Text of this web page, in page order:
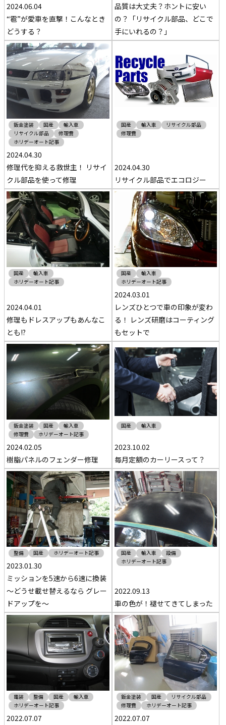
2024.06.04
“雹”が愛車を直撃！こんなとき
どうする？
品質は大丈夫？ホントに安い
の？「リサイクル部品、どこで
手にいれるの？」
鈑金塗装 国産
輸入車
リサイクル部品
修理費
ホリデーオート記事
2024.04.30
修理代を抑える救世主！ リサイ
クル部品を使って修理
国産 輸入車
リサイクル部品
修理費
2024.04.30
リサイクル部品でエコロジー
国産
輸入車
ホリデーオート記事
2024.04.01
修理もドレスアップもあんなこ
とも!?
国産
輸入車
ホリデーオート記事
2024.03.01
レンズひとつで車の印象が変わ
る！ レンズ研磨はコーティング
もセットで
鈑金塗装 国産
輸入車
修理費
ホリデーオート記事
2024.02.05
樹脂パネルのフェンダー修理
国産 輸入車
2023.10.02
毎月定額のカーリースって？
整備 国産 ホリデーオート記事
2023.01.30
ミッションを5速から6速に換装
～どうせ載せ替えるなら グレー
ドアップを～
国産 輸入車
設備
ホリデーオート記事
2022.09.13
車の色が！褪せてきてしまった
電装 整備 国産
輸入車
ホリデーオート記事
2022.07.07
鈑金塗装 国産
リサイクル部品
修理費
ホリデーオート記事
2022.07.07